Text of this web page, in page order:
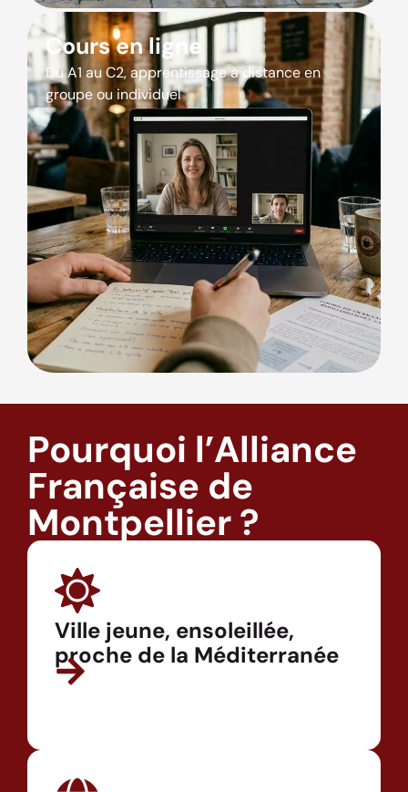
Cours en ligne
Du A1 au C2, apprentissage à distance en
groupe ou individuel
Pourquoi l’Alliance
Française de
Montpellier ?
Ville jeune, ensoleillée,
proche de la Méditerranée